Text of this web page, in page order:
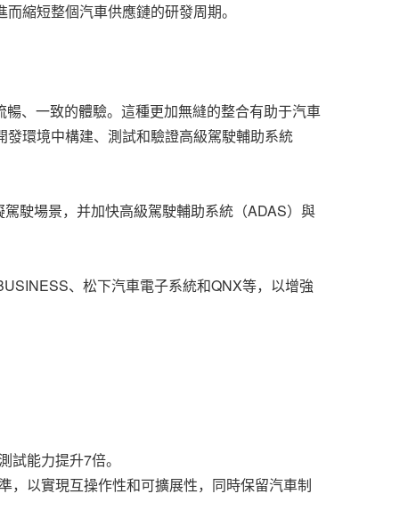
縮短整個汽車供應鏈的研發周期。
、一致的體驗。這種更加無縫的整合有助于汽車
環境中構建、測試和驗證高級駕駛輔助系統
駛場景，并加快高級駕駛輔助系統（ADAS）與
、松下汽車電子系統和QNX等，以增強
能力提升7倍。
，以實現互操作性和可擴展性，同時保留汽車制